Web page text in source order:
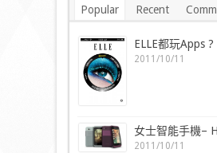
Popular Recent
ELLE都玩Apps ?
2011/10/11
女士智能手機–
2011/10/11